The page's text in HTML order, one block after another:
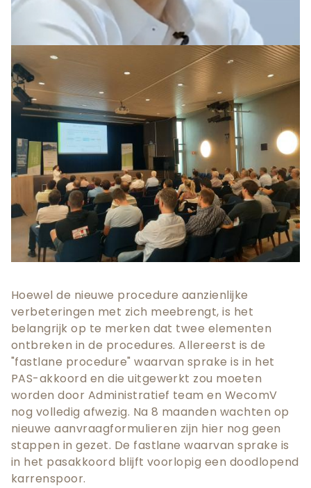
Teaser
afbeelding
Hoewel de nieuwe procedure aanzienlijke
verbeteringen met zich meebrengt, is het
belangrijk op te merken dat twee elementen
ontbreken in de procedures. Allereerst is de
"fastlane procedure" waarvan sprake is in het
PAS-akkoord en die uitgewerkt zou moeten
worden door Administratief team en WecomV
nog volledig afwezig. Na 8 maanden wachten op
nieuwe aanvraagformulieren zijn hier nog geen
stappen in gezet. De fastlane waarvan sprake is
in het pasakkoord blijft voorlopig een doodlopend
karrenspoor.